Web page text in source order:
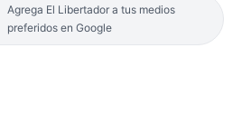
Agrega El Libertador a tus medios
preferidos en Google